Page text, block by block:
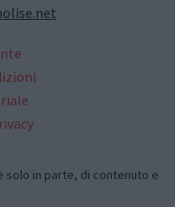
solo in parte, di contenuto e